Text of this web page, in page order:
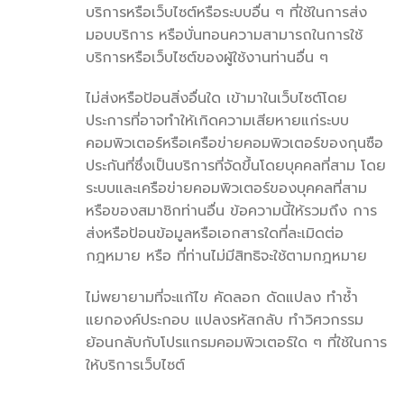
บริการหรือเว็บไซต์หรือระบบอื่น ๆ ที่ใช้ในการส่ง
มอบบริการ หรือบั่นทอนความสามารถในการใช้
บริการหรือเว็บไซต์ของผู้ใช้งานท่านอื่น ๆ
ไม่ส่งหรือป้อนสิ่งอื่นใด เข้ามาในเว็บไซต์โดย
ประการที่อาจทำให้เกิดความเสียหายแก่ระบบ
คอมพิวเตอร์หรือเครือข่ายคอมพิวเตอร์ของกุนซือ
ประกันที่ซึ่งเป็นบริการที่จัดขึ้นโดยบุคคลที่สาม โดย
ระบบและเครือข่ายคอมพิวเตอร์ของบุคคลที่สาม
หรือของสมาชิกท่านอื่น ข้อความนี้ให้รวมถึง การ
ส่งหรือป้อนข้อมูลหรือเอกสารใดที่ละเมิดต่อ
กฎหมาย หรือ ที่ท่านไม่มีสิทธิจะใช้ตามกฎหมาย
ไม่พยายามที่จะแก้ไข คัดลอก ดัดแปลง ทำซ้ำ
แยกองค์ประกอบ แปลงรหัสกลับ ทำวิศวกรรม
ย้อนกลับกับโปรแกรมคอมพิวเตอร์ใด ๆ ที่ใช้ในการ
ให้บริการเว็บไซต์